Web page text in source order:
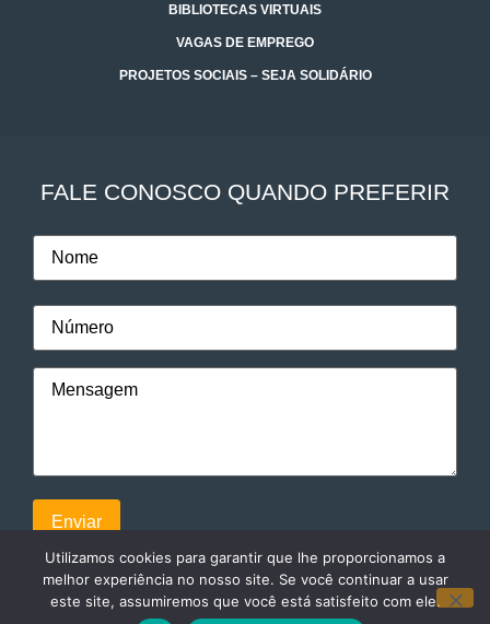
BIBLIOTECAS VIRTUAIS
VAGAS DE EMPREGO
PROJETOS SOCIAIS – SEJA SOLIDÁRIO
FALE CONOSCO QUANDO PREFERIR
Utilizamos cookies para garantir que lhe proporcionamos a
melhor experiência no nosso site. Se você continuar a usar
este site, assumiremos que você está satisfeito com ele.